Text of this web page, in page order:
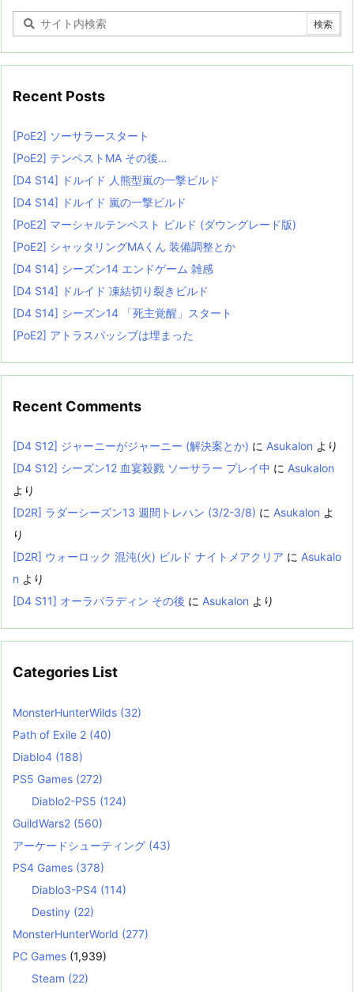
Recent Posts
[PoE2] ソーサラースタート
[PoE2] テンペストMA その後…
[D4 S14] ドルイド 人熊型嵐の一撃ビルド
[D4 S14] ドルイド 嵐の一撃ビルド
[PoE2] マーシャルテンペスト ビルド (ダウングレード版)
[PoE2] シャッタリングMAくん 装備調整とか
[D4 S14] シーズン14 エンドゲーム 雑感
[D4 S14] ドルイド 凍結切り裂きビルド
[D4 S14] シーズン14 「死主覚醒」スタート
[PoE2] アトラスパッシブは埋まった
Recent Comments
[D4 S12] ジャーニーがジャーニー (解決案とか) に Asukalon より
[D4 S12] シーズン12 血宴殺戮 ソーサラー プレイ中 に Asukalon
より
[D2R] ラダーシーズン13 週間トレハン (3/2-3/8) に Asukalon よ
り
[D2R] ウォーロック 混沌(火) ビルド ナイトメアクリア に Asukalo
n より
[D4 S11] オーラパラディン その後 に Asukalon より
Categories List
MonsterHunterWilds (32)
Path of Exile 2 (40)
Diablo4 (188)
PS5 Games (272)
Diablo2-PS5 (124)
GuildWars2 (560)
アーケードシューティング (43)
PS4 Games (378)
Diablo3-PS4 (114)
Destiny (22)
MonsterHunterWorld (277)
PC Games (1,939)
Steam (22)